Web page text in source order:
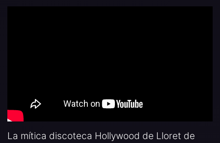
La mítica discoteca Hollywood de Lloret de